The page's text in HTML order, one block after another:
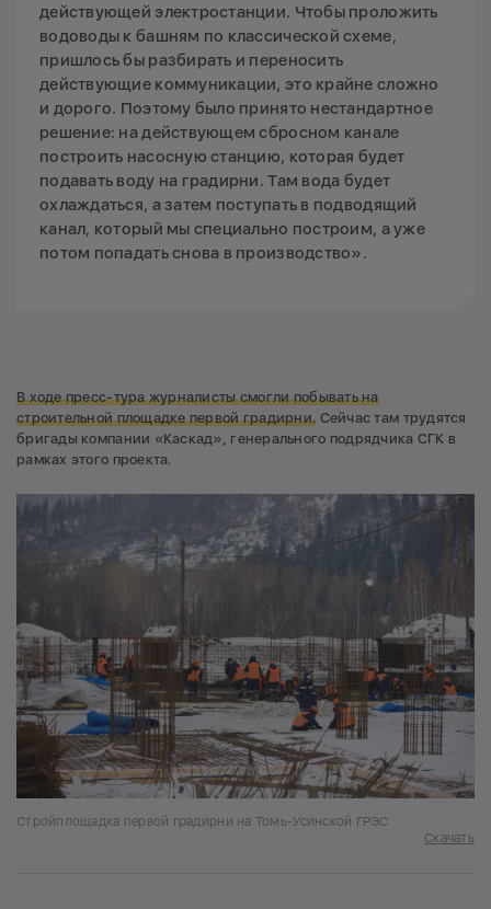
действующей электростанции. Чтобы проложить
водоводы к башням по классической схеме,
пришлось бы разбирать и переносить
действующие коммуникации, это крайне сложно
и дорого. Поэтому было принято нестандартное
решение: на действующем сбросном канале
построить насосную станцию, которая будет
подавать воду на градирни. Там вода будет
охлаждаться, а затем поступать в подводящий
канал, который мы специально построим, а уже
потом попадать снова в производство».
В ходе пресс-тура журналисты смогли побывать на
строительной площадке первой градирни. Сейчас там трудятся
бригады компании «Каскад», генерального подрядчика СГК в
рамках этого проекта.
Стройплощадка первой градирни на Томь-Усинской ГРЭС
Скачать